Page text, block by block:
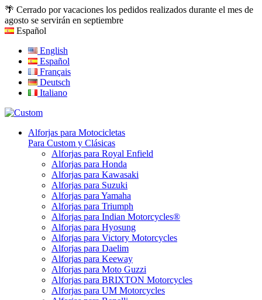
🌴 Cerrado por vacaciones los pedidos realizados durante el mes de
agosto se servirán en septiembre
Español
English
Español
Français
Deutsch
Italiano
Alforjas para Motocicletas
Para Custom y Clásicas
Alforjas para Royal Enfield
Alforjas para Honda
Alforjas para Kawasaki
Alforjas para Suzuki
Alforjas para Yamaha
Alforjas para Triumph
Alforjas para Indian Motorcycles®
Alforjas para Hyosung
Alforjas para Victory Motorcycles
Alforjas para Daelim
Alforjas para Keeway
Alforjas para Moto Guzzi
Alforjas para BRIXTON Motorcycles
Alforjas para UM Motorcycles